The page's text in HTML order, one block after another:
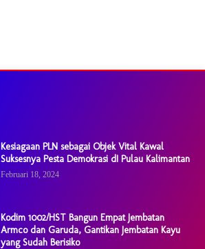
Kesiagaan PLN sebagai Objek Vital Kawal
Suksesnya Pesta Demokrasi dI Pulau Kalimantan
Februari 18, 2024
Kodim 1002/HST Bangun Empat Jembatan
Armco dan Garuda, Gantikan Jembatan Kayu
yang Sudah Berisiko